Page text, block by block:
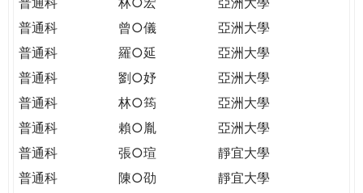
普通科
曾○儀
亞洲大學
普通科
羅○延
亞洲大學
普通科
劉○妤
亞洲大學
普通科
林○筠
亞洲大學
普通科
賴○胤
亞洲大學
普通科
張○瑄
靜宜大學
普通科
陳○劭
靜宜大學